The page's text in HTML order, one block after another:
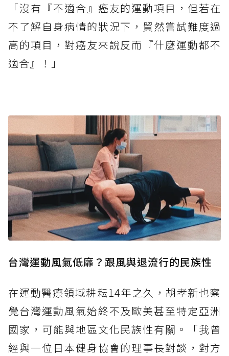
「沒有『不適合』癌友的運動項目，但若在
不了解自身病情的狀況下，貿然嘗試難度過
高的項目，對癌友來說反而『什麼運動都不
適合』！」
台灣運動風氣低靡？跟風與退流行的民族性
在運動醫療領域耕耘14年之久，胡孝新也察
覺台灣運動風氣始終不及歐美甚至特定亞洲
國家，可能與地區文化民族性有關。「我曾
經與一位日本健身協會的理事長對談，對方